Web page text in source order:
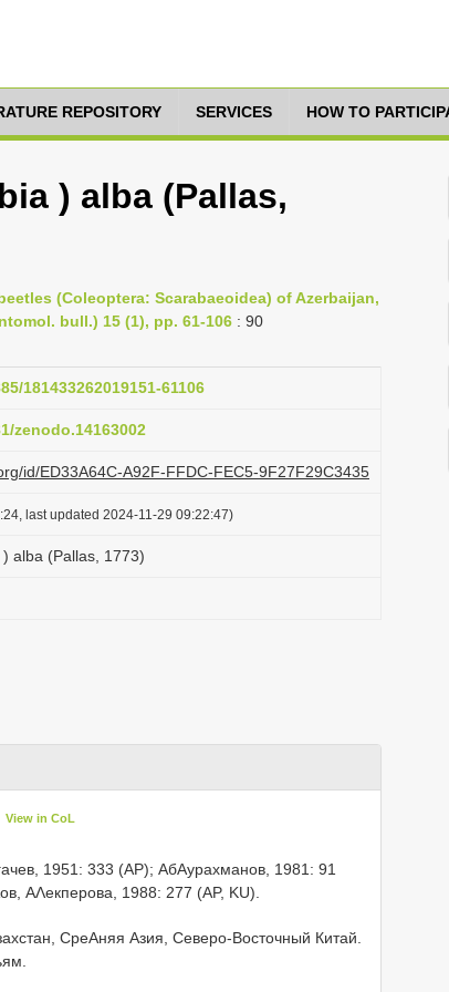
REPOSITORY SERVICES HOW TO
) alba (Pallas,
(Coleoptera: Scarabaeoidea) of Azerbaijan,
bull.) 15 (1), pp. 61-106 : 90
181433262019151-61106
zenodo.14163002
id/ED33A64C-A92F-FFDC-FEC5-9F27F29C3435
last updated 2024-11-29 09:22:47)
alba (Pallas, 1773)
View in CoL
1951: 333 (AP); АбΑурахманов, 1981: 91
АΛекперова, 1988: 277 (AP, KU).
СреΑняя Азия, Северо-Восточный Китай.